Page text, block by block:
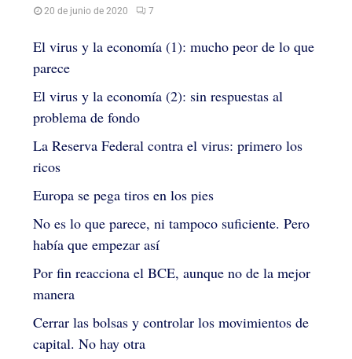
20 de junio de 2020 7
El virus y la economía (1): mucho peor de lo que
parece
El virus y la economía (2): sin respuestas al
problema de fondo
La Reserva Federal contra el virus: primero los
ricos
Europa se pega tiros en los pies
No es lo que parece, ni tampoco suficiente. Pero
había que empezar así
Por fin reacciona el BCE, aunque no de la mejor
manera
Cerrar las bolsas y controlar los movimientos de
capital. No hay otra